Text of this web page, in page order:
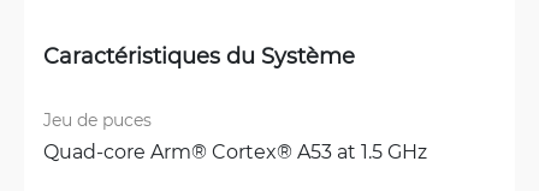
Caractéristiques du Système
Jeu de puces
Quad-core Arm® Cortex® A53 at 1.5 GHz